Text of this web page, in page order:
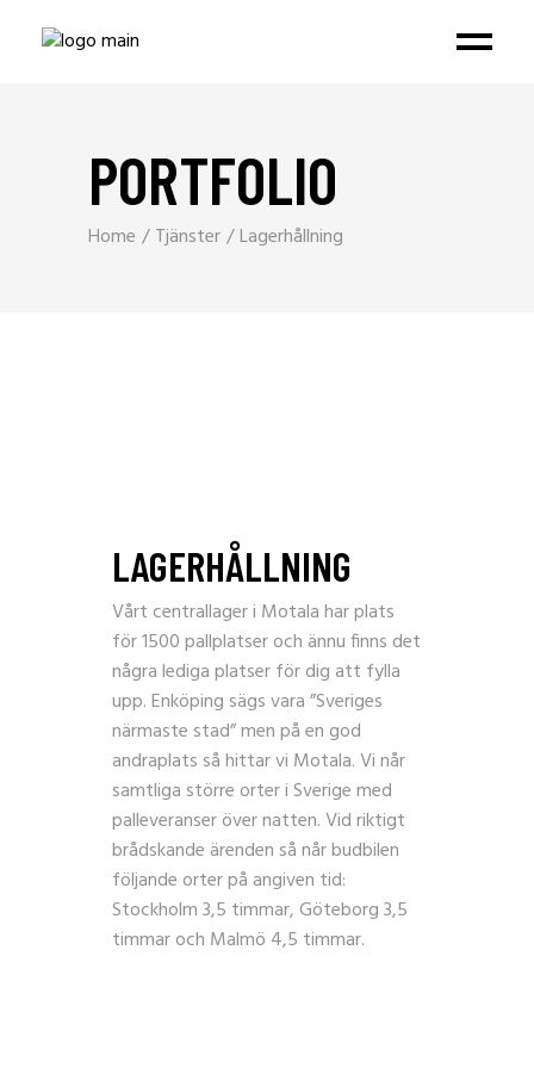
PORTFOLIO
Home Tjänster Lagerhållning
LAGERHÅLLNING
Vårt centrallager i Motala har plats
för 1500 pallplatser och ännu finns det
några lediga platser för dig att fylla
upp. Enköping sägs vara ”Sveriges
närmaste stad” men på en god
andraplats så hittar vi Motala. Vi når
samtliga större orter i Sverige med
palleveranser över natten. Vid riktigt
brådskande ärenden så når budbilen
följande orter på angiven tid:
Stockholm 3,5 timmar, Göteborg 3,5
timmar och Malmö 4,5 timmar.